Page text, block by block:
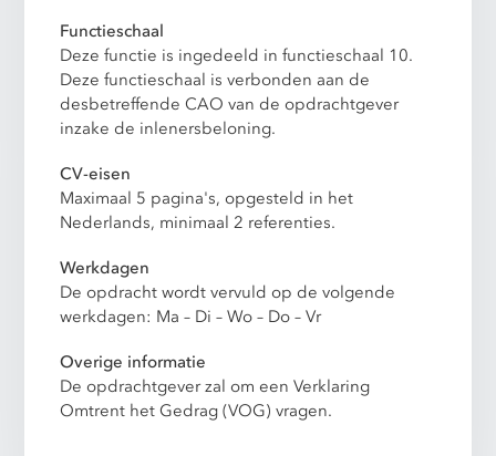
Functieschaal
Deze functie is ingedeeld in functieschaal 10.
Deze functieschaal is verbonden aan de
desbetreffende CAO van de opdrachtgever
inzake de inlenersbeloning.
CV-eisen
Maximaal 5 pagina's, opgesteld in het
Nederlands, minimaal 2 referenties.
Werkdagen
De opdracht wordt vervuld op de volgende
werkdagen: Ma – Di – Wo – Do – Vr
Overige informatie
De opdrachtgever zal om een Verklaring
Omtrent het Gedrag (VOG) vragen.